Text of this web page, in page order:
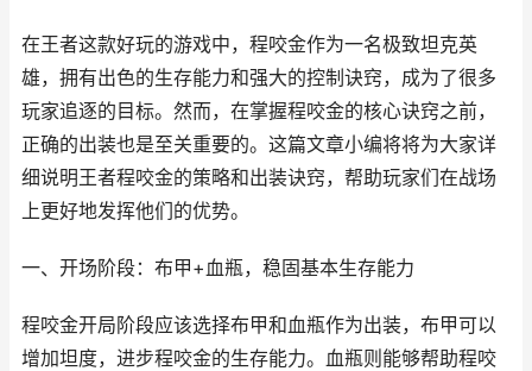
在王者这款好玩的游戏中，程咬金作为一名极致坦克英
雄，拥有出色的生存能力和强大的控制诀窍，成为了很多
玩家追逐的目标。然而，在掌握程咬金的核心诀窍之前，
正确的出装也是至关重要的。这篇文章小编将将为大家详
细说明王者程咬金的策略和出装诀窍，帮助玩家们在战场
上更好地发挥他们的优势。
一、开场阶段：布甲+血瓶，稳固基本生存能力
程咬金开局阶段应该选择布甲和血瓶作为出装，布甲可以
增加坦度，进步程咬金的生存能力。血瓶则能够帮助程咬